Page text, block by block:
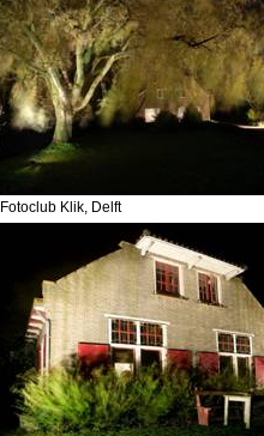
Fotoclub Klik, Delft